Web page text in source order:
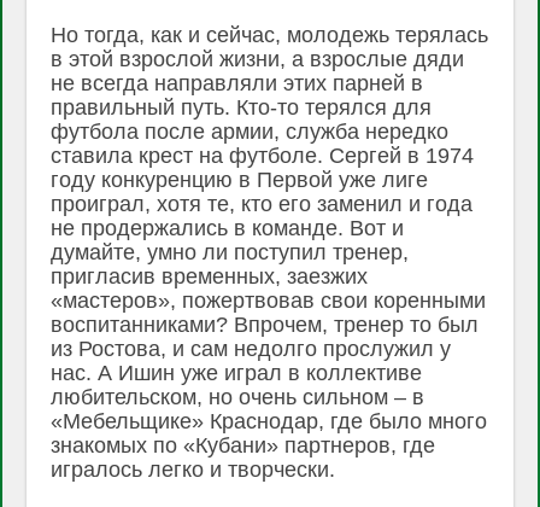
Но тогда, как и сейчас, молодежь терялась
в этой взрослой жизни, а взрослые дяди
не всегда направляли этих парней в
правильный путь. Кто-то терялся для
футбола после армии, служба нередко
ставила крест на футболе. Сергей в 1974
году конкуренцию в Первой уже лиге
проиграл, хотя те, кто его заменил и года
не продержались в команде. Вот и
думайте, умно ли поступил тренер,
пригласив временных, заезжих
«мастеров», пожертвовав свои коренными
воспитанниками? Впрочем, тренер то был
из Ростова, и сам недолго прослужил у
нас. А Ишин уже играл в коллективе
любительском, но очень сильном – в
«Мебельщике» Краснодар, где было много
знакомых по «Кубани» партнеров, где
игралось легко и творчески.